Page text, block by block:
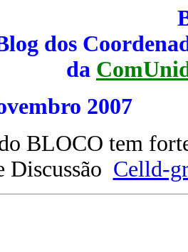
dos
da
BLOCO tem
Discussão Celld-